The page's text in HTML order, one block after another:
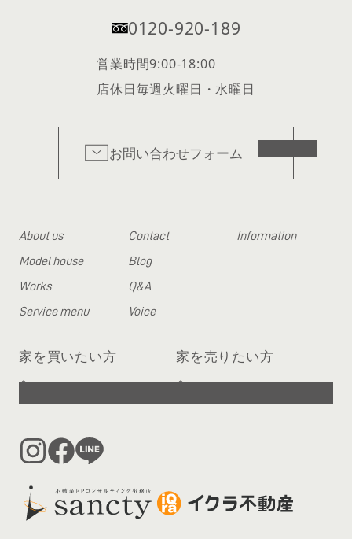
0120-920-189
営業時間9:00-18:00
店休日毎週火曜日・水曜日
お問い合わせフォーム
About us
Model house
Works
Service menu
Contact
Blog
Q&A
Voice
Information
家を買いたい方
へ
家を売りたい方
へ